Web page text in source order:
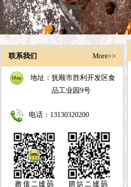
联系我们 More>>
地址：抚顺市胜利开发区食
品工业园9号
电话：13130320200